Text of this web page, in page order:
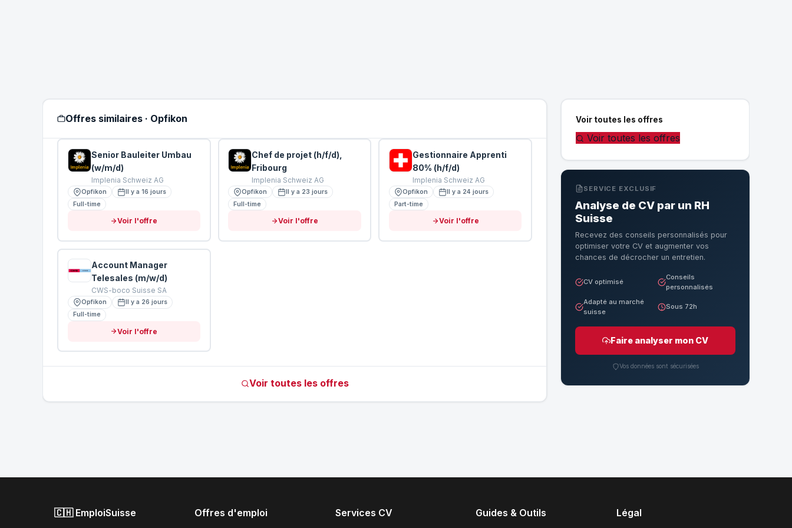
Offres similaires · Opfikon
Senior Bauleiter Umbau
(w/m/d)
Implenia Schweiz AG
Opfikon
Il y a 16 jours
Full-time
Voir l'offre
Chef de projet (h/f/d),
Fribourg
Implenia Schweiz AG
Opfikon
Il y a 23 jours
Full-time
Voir l'offre
Gestionnaire Apprenti
80% (h/f/d)
Implenia Schweiz AG
Opfikon
Il y a 24 jours
Part-time
Voir l'offre
Account Manager
Telesales (m/w/d)
CWS-boco Suisse SA
Opfikon
Il y a 26 jours
Full-time
Voir l'offre
Voir toutes les offres
Voir toutes les offres
Voir toutes les offres
SERVICE EXCLUSIF
Analyse de CV par un RH
Suisse
Recevez des conseils personnalisés pour
optimiser votre CV et augmenter vos
chances de décrocher un entretien.
CV optimisé
Conseils
personnalisés
Adapté au marché
suisse
Sous 72h
Faire analyser mon CV
Vos données sont sécurisées
🇨🇭 EmploiSuisse Offres d'emploi Services CV Guides & Outils Légal